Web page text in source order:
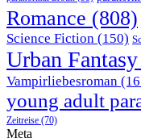
Romance (808)
Science Fiction (150)
Urban Fantasy
Vampirliebesroman
young adult
Zeitreise (70)
Meta